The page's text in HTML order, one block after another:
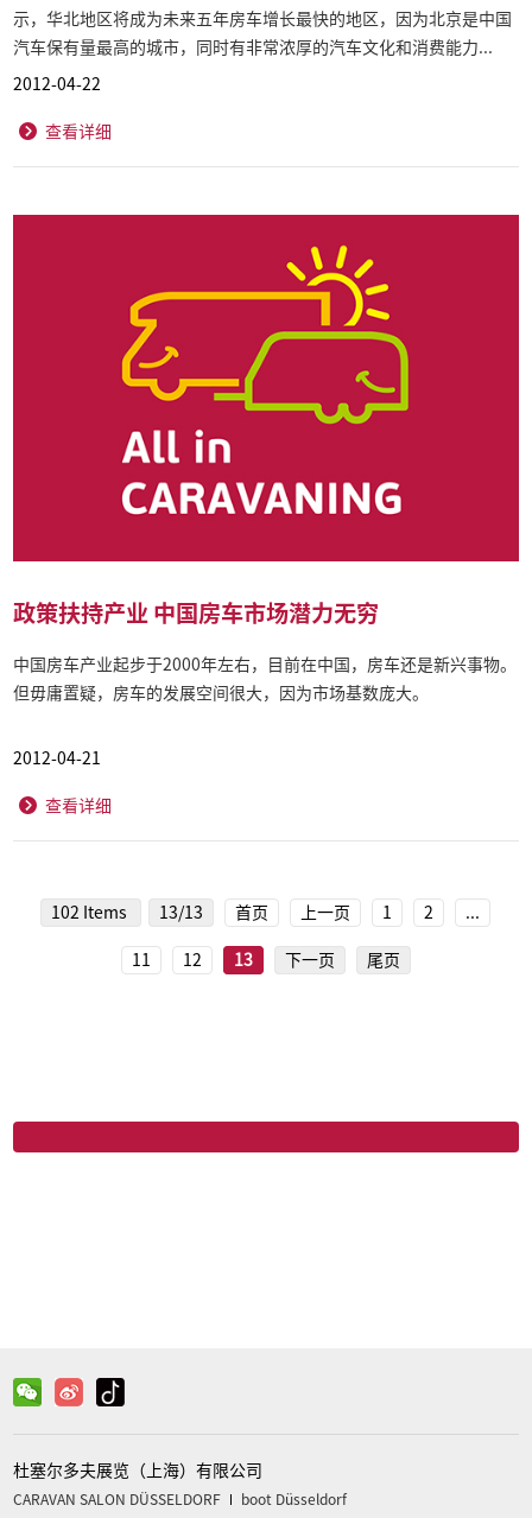
示，华北地区将成为未来五年房车增长最快的地区，因为北京是中国
汽车保有量最高的城市，同时有非常浓厚的汽车文化和消费能力...
2012-04-22
查看详细
政策扶持产业 中国房车市场潜力无穷
中国房车产业起步于2000年左右，目前在中国，房车还是新兴事物。
但毋庸置疑，房车的发展空间很大，因为市场基数庞大。
2012-04-21
查看详细
102 Items 13/13 首页 上一页 1 2 ...
11 12 13 下一页 尾页
杜塞尔多夫展览（上海）有限公司
CARAVAN SALON DÜSSELDORF boot Düsseldorf